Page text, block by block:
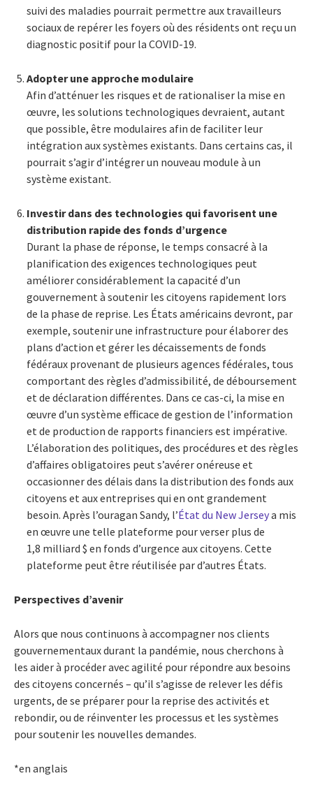
suivi des maladies pourrait permettre aux travailleurs
sociaux de repérer les foyers où des résidents ont reçu un
diagnostic positif pour la COVID-19.
Adopter une approche modulaire
Afin d’atténuer les risques et de rationaliser la mise en
œuvre, les solutions technologiques devraient, autant
que possible, être modulaires afin de faciliter leur
intégration aux systèmes existants. Dans certains cas, il
pourrait s’agir d’intégrer un nouveau module à un
système existant.
Investir dans des technologies qui favorisent une
distribution rapide des fonds d’urgence
Durant la phase de réponse, le temps consacré à la
planification des exigences technologiques peut
améliorer considérablement la capacité d’un
gouvernement à soutenir les citoyens rapidement lors
de la phase de reprise. Les États américains devront, par
exemple, soutenir une infrastructure pour élaborer des
plans d’action et gérer les décaissements de fonds
fédéraux provenant de plusieurs agences fédérales, tous
comportant des règles d’admissibilité, de déboursement
et de déclaration différentes. Dans ce cas-ci, la mise en
œuvre d’un système efficace de gestion de l’information
et de production de rapports financiers est impérative.
L’élaboration des politiques, des procédures et des règles
d’affaires obligatoires peut s’avérer onéreuse et
occasionner des délais dans la distribution des fonds aux
citoyens et aux entreprises qui en ont grandement
besoin. Après l’ouragan Sandy, l’État du New Jerseya mis
en œuvre une telle plateforme pour verser plus de
1,8 milliard $ en fonds d’urgence aux citoyens. Cette
plateforme peut être réutilisée par d’autres États.
Perspectives d’avenir
Alors que nous continuons à accompagner nos clients
gouvernementaux durant la pandémie, nous cherchons à
les aider à procéder avec agilité pour répondre aux besoins
des citoyens concernés – qu’il s’agisse de relever les défis
urgents, de se préparer pour la reprise des activités et
rebondir, ou de réinventer les processus et les systèmes
pour soutenir les nouvelles demandes.
*en anglais